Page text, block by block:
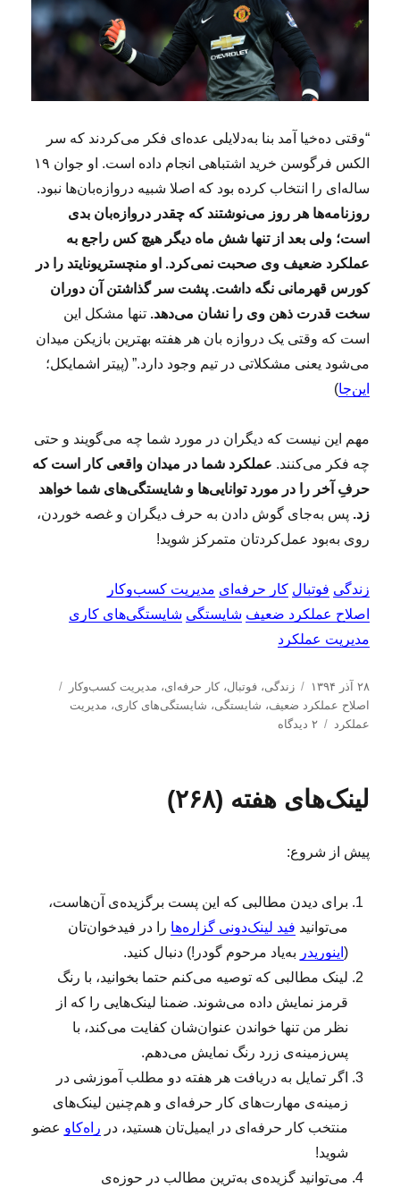
آ
ن
ی
!
“وقتی ده‌خیا آمد بنا به‌دلایلی عده‌ای فکر می‌کردند که سر
الکس فرگوسن خرید اشتباهی انجام داده است. او جوان ۱۹
ساله‌ای را انتخاب کرده بود که اصلا شبیه دروازه‌بان‌ها نبود.
روزنامه‌ها هر روز می‌نوشتند که چقدر دروازه‌بان بدی
است؛ ولی بعد از تنها شش ماه دیگر هیچ کس راجع به
عملکرد ضعیف وی صحبت نمی‌کرد. او منچستریونایتد را در
کورس قهرمانی نگه داشت. پشت سر گذاشتن آن دوران
سخت قدرت ذهن وی را نشان می‌دهد. تنها مشکل این
است که وقتی یک دروازه بان هر هفته بهترین بازیکن میدان
می‌شود یعنی مشکلاتی در تیم وجود دارد.” (پیتر اشمایکل؛
این‌جا)
مهم این نیست که دیگران در مورد شما چه می‌گویند و حتی
چه فکر می‌کنند. عملکرد شما در میدان واقعی کار است که
حرفِ آخر را در مورد توانایی‌ها و شایستگی‌های شما خواهد
زد. پس به‌جای گوش دادن به حرف دیگران و غصه خوردن،
روی به‌بود عمل‌کردتان متمرکز شوید!
زندگی فوتبال کار حرفه‌ای مدیریت کسب‌و‌کار
اصلاح عملکرد ضعیف شایستگی شایستگی‌های کاری
مدیریت عملکرد
ا
ر
س
ر
۲۸ آذر ۱۳۹۴
د
س
ت
زندگی،فوتبال،کار حرفه‌ای، مدیریت كسب‌و‌كار
اصلاح عملکرد ضعیف، شایستگی، شایستگی‌های كاری، مدیریت
عملکرد
۲ دیدگاه
د
ی
ا
ز
و
ت
ب
ل
ب
ر
ی
س
لینک‌های هفته (۲۶۸)
پیش از شروع:
برای دیدن مطالبی که این پست برگزیده‌ی آن‌هاست،
می‌توانید فید لینک‌دونی گزاره‌ها را در فیدخوان‌تان
( اینوریدر به‌یاد مرحوم گودر!) دنبال کنید.
لینک‌ مطالبی که توصیه می‌کنم حتما بخوانید، با رنگ
قرمز نمایش داده می‌شوند. ضمنا لینک‌هایی را که از
نظر من تنها خواندن عنوان‌شان کفایت می‌کند، با
پس‌زمینه‌ی زرد رنگ نمایش می‌دهم.
اگر تمایل به دریافت هر هفته دو مطلب آموزشی در
زمینه‌ی مهارت‌های کار حرفه‌ای و هم‌چنین لینک‌های
منتخب کار حرفه‌ای در ایمیل‌تان هستید، در راه‌کاو عضو
شوید!
می‌توانید گزیده‌ی به‌ترین مطالب در حوزه‌ی